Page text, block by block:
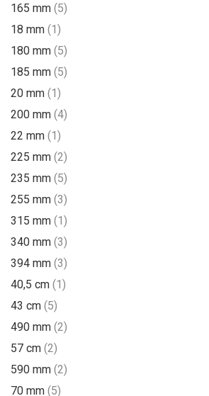
165 mm (5)
18 mm (1)
180 mm (5)
185 mm (5)
20 mm (1)
200 mm (4)
22 mm (1)
225 mm (2)
235 mm (5)
255 mm (3)
315 mm (1)
340 mm (3)
394 mm (3)
40,5 cm (1)
43 cm (5)
490 mm (2)
57 cm (2)
590 mm (2)
70 mm (5)